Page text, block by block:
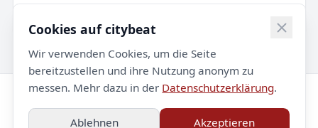
Noch keine Kommentare.
© 2026 citybeat. Alle Rechte vorbehalten.
Cookies auf citybeat
Wir verwenden Cookies, um die Seite
bereitzustellen und ihre Nutzung anonym zu
messen. Mehr dazu in der Datenschutzerklärung.
Ablehnen Akzeptieren